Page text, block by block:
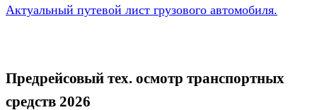
Актуальный путевой лист грузового автомобиля.
Предрейсовый тех. осмотр транспортных
средств 2026